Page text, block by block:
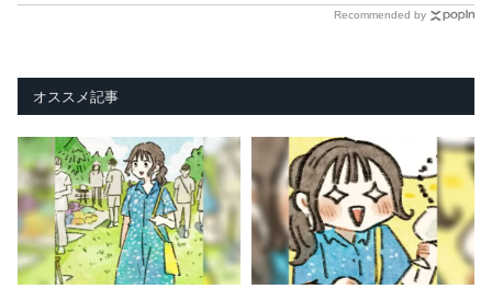
Recommended by
オススメ記事